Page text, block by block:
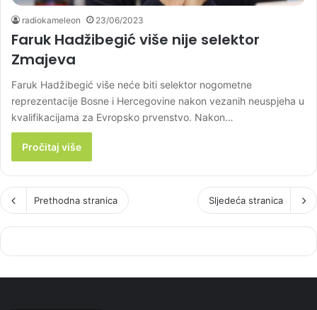
radiokameleon 23/06/2023
Faruk Hadžibegić više nije selektor
Zmajeva
Faruk Hadžibegić više neće biti selektor nogometne
reprezentacije Bosne i Hercegovine nakon vezanih neuspjeha u
kvalifikacijama za Evropsko prvenstvo. Nakon…
Pročitaj više
Prethodna stranica Sljedeća stranica